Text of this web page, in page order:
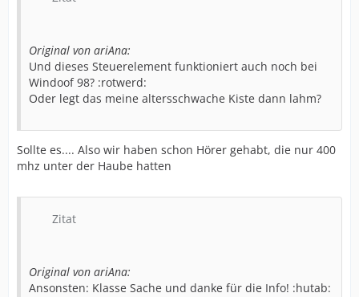
Original von ariAna:
Und dieses Steuerelement funktioniert auch noch bei
Windoof 98? :rotwerd:
Oder legt das meine altersschwache Kiste dann lahm?
Sollte es.... Also wir haben schon Hörer gehabt, die nur 400
mhz unter der Haube hatten
Zitat
Original von ariAna:
Ansonsten: Klasse Sache und danke für die Info! :hutab: